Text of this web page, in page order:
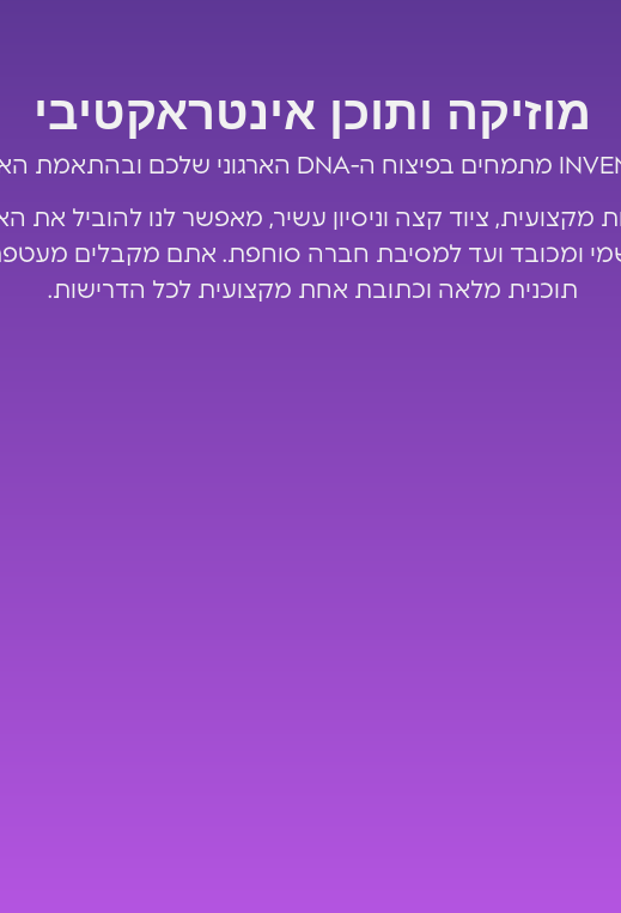
מוזיקה ותוכן אינטראקטיבי
מקצועית, ציוד קצה וניסיון עשיר, מאפשר לנו להוביל את
ומכובד ועד למסיבת חברה סוחפת. אתם מקבלים
תוכנית מלאה וכתובת אחת מקצועית לכל הדרישות.